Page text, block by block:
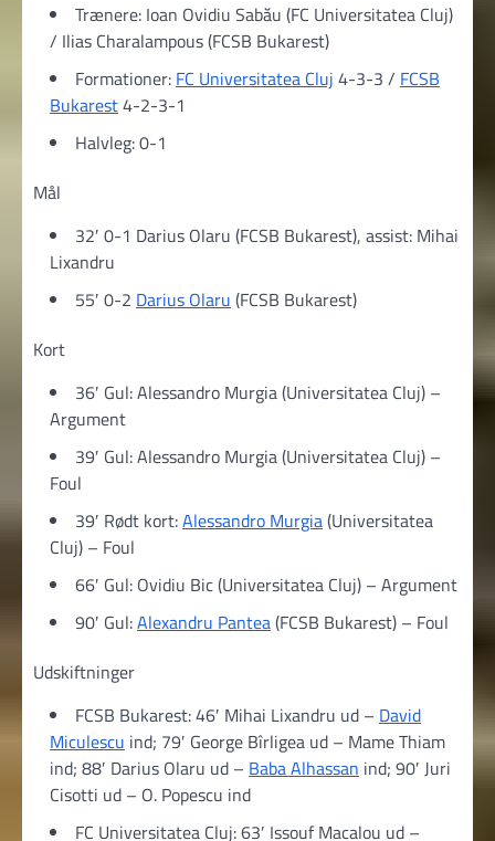
Trænere: Ioan Ovidiu Sabău (FC Universitatea Cluj)
/ Ilias Charalampous (FCSB Bukarest)
Formationer: FC Universitatea Cluj 4-3-3 / FCSB
Bukarest4-2-3-1
Halvleg: 0-1
Mål
32′ 0-1 Darius Olaru (FCSB Bukarest), assist: Mihai
Lixandru
55′ 0-2 Darius Olaru (FCSB Bukarest)
Kort
36′ Gul: Alessandro Murgia (Universitatea Cluj) –
Argument
39′ Gul: Alessandro Murgia (Universitatea Cluj) –
Foul
39′ Rødt kort:Alessandro Murgia(Universitatea
Cluj) – Foul
66′ Gul: Ovidiu Bic (Universitatea Cluj) – Argument
90′ Gul:Alexandru Pantea(FCSB Bukarest) – Foul
Udskiftninger
FCSB Bukarest: 46′ Mihai Lixandru ud – David
Miculescu ind; 79′ George Bîrligea ud – Mame Thiam
ind; 88′ Darius Olaru ud – Baba Alhassan ind; 90′ Juri
Cisotti ud – O. Popescu ind
FC Universitatea Cluj: 63′ Issouf Macalou ud –